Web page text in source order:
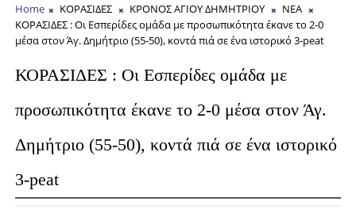
Home ΚΟΡΑΣΙΔΕΣ ΚΡΟΝΟΣ ΑΓΙΟΥ ΔΗΜΗΤΡΙΟΥ
ΝΕΑ
ΚΟΡΑΣΙΔΕΣ : Οι Εσπερίδες ομάδα με προσωπικότητα έκανε το 2-0
μέσα στον Άγ. Δημήτριο (55-50), κοντά πιά σε ένα ιστορικό 3-peat
ΚΟΡΑΣΙΔΕΣ : Οι Εσπερίδες ομάδα με
προσωπικότητα έκανε το 2-0 μέσα στον Άγ.
Δημήτριο (55-50), κοντά πιά σε ένα ιστορικό
3-peat